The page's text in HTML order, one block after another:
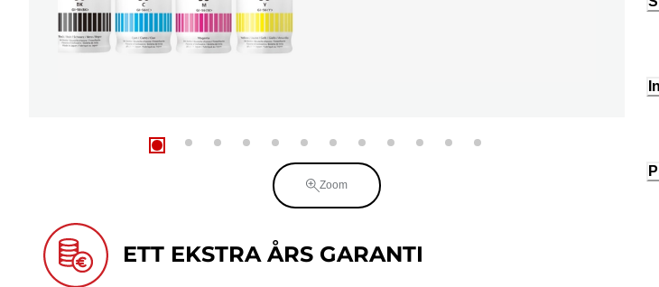
Zoom
ETT EKSTRA ÅRS GARANTI